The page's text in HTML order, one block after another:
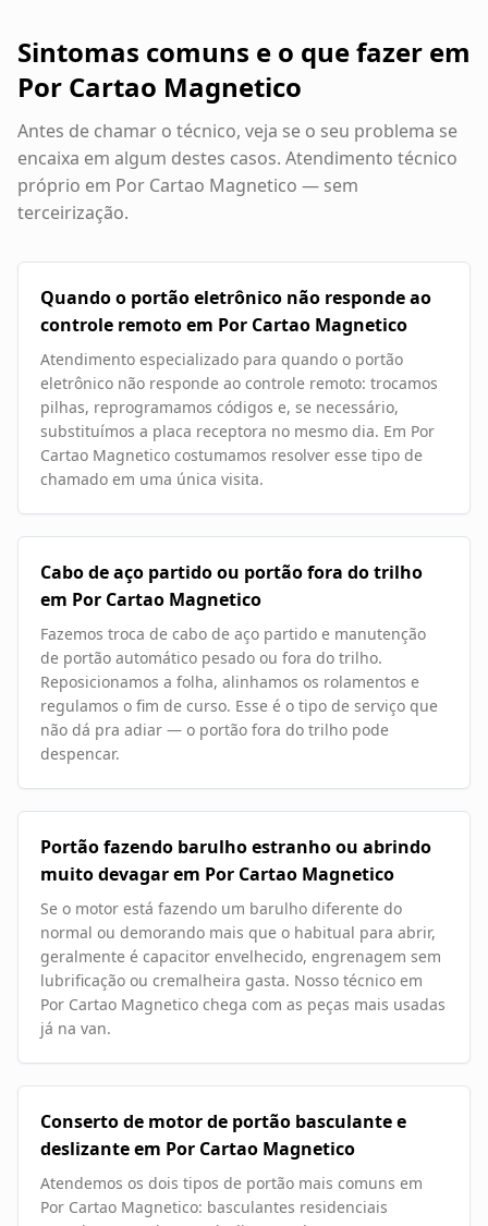
Sintomas comuns e o que fazer em
Por Cartao Magnetico
Antes de chamar o técnico, veja se o seu problema se
encaixa em algum destes casos. Atendimento técnico
próprio em Por Cartao Magnetico — sem
terceirização.
Quando o portão eletrônico não responde ao
controle remoto em Por Cartao Magnetico
Atendimento especializado para quando o portão
eletrônico não responde ao controle remoto: trocamos
pilhas, reprogramamos códigos e, se necessário,
substituímos a placa receptora no mesmo dia. Em Por
Cartao Magnetico costumamos resolver esse tipo de
chamado em uma única visita.
Cabo de aço partido ou portão fora do trilho
em Por Cartao Magnetico
Fazemos troca de cabo de aço partido e manutenção
de portão automático pesado ou fora do trilho.
Reposicionamos a folha, alinhamos os rolamentos e
regulamos o fim de curso. Esse é o tipo de serviço que
não dá pra adiar — o portão fora do trilho pode
despencar.
Portão fazendo barulho estranho ou abrindo
muito devagar em Por Cartao Magnetico
Se o motor está fazendo um barulho diferente do
normal ou demorando mais que o habitual para abrir,
geralmente é capacitor envelhecido, engrenagem sem
lubrificação ou cremalheira gasta. Nosso técnico em
Por Cartao Magnetico chega com as peças mais usadas
já na van.
Conserto de motor de portão basculante e
deslizante em Por Cartao Magnetico
Atendemos os dois tipos de portão mais comuns em
Por Cartao Magnetico: basculantes residenciais